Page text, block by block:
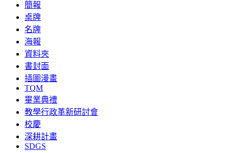
簡報
桌牌
名牌
海報
資料夾
書封面
插圖漫畫
TQM
畢業典禮
教學行政革新研討會
校慶
深耕計畫
SDGS